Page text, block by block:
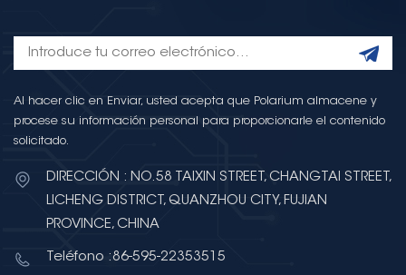
Al hacer clic en Enviar, usted acepta que Polarium almacene y
procese su información personal para proporcionarle el contenido
solicitado.
DIRECCIÓN : NO.58 TAIXIN STREET, CHANGTAI STREET,
LICHENG DISTRICT, QUANZHOU CITY, FUJIAN
PROVINCE, CHINA
Teléfono :86-595-22353515